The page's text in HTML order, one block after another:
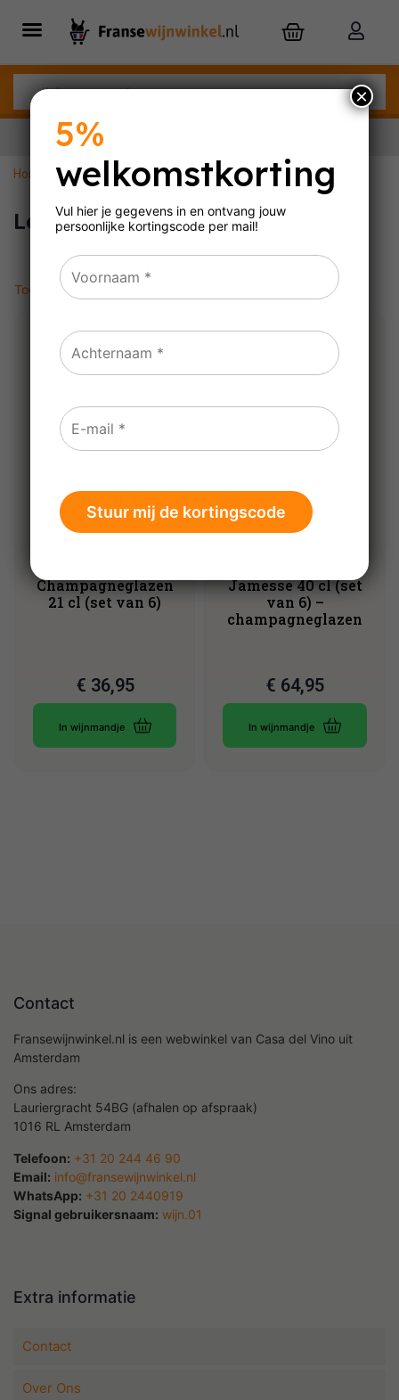
Home »Lehmann
Lehmann
Toont alle 2 resultaten
Champagneglazen
21 cl (set van 6)
€ 36,95
In wijnmandje
Jamesse 40 cl (set
van 6) –
champagneglazen
€ 64,95
In wijnmandje
Contact
Fransewijnwinkel.nl is een webwinkel van Casa del Vino uit
Amsterdam
Ons adres:
Lauriergracht 54BG (afhalen op afspraak)
1016 RL Amsterdam
Telefoon: +31 20 244 46 90
Email: info@fransewijnwinkel.nl
WhatsApp: +31 20 2440919
Signal gebruikersnaam: wijn.01
Extra informatie
Contact
Over Ons
5%
welkomstkorting
Vul hier je gegevens in en ontvang jouw
persoonlijke kortingscode per mail!
×